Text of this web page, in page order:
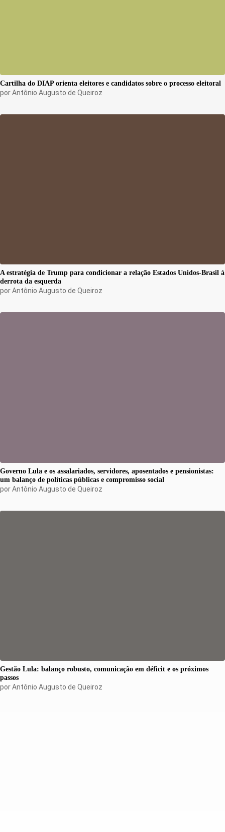
Cartilha do DIAP orienta eleitores e candidatos sobre o processo eleitoral
porAntônio Augusto de Queiroz
A estratégia de Trump para condicionar a relação Estados Unidos-Brasil à
derrota da esquerda
porAntônio Augusto de Queiroz
Governo Lula e os assalariados, servidores, aposentados e pensionistas:
um balanço de políticas públicas e compromisso social
porAntônio Augusto de Queiroz
Gestão Lula: balanço robusto, comunicação em déficit e os próximos
passos
porAntônio Augusto de Queiroz